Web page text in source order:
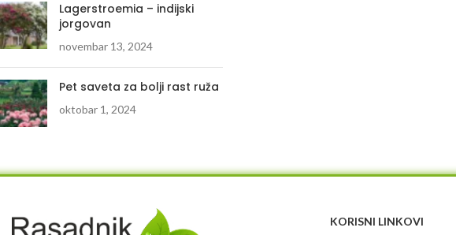
Lagerstroemia – indijski
jorgovan
novembar 13, 2024
Pet saveta za bolji rast ruža
oktobar 1, 2024
KORISNI LINKOVI